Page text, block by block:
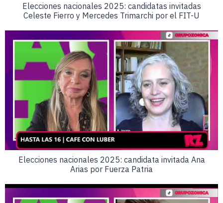
Elecciones nacionales 2025: candidatas invitadas
Celeste Fierro y Mercedes Trimarchi por el FIT-U
Elecciones nacionales 2025: candidata invitada Ana
Arias por Fuerza Patria